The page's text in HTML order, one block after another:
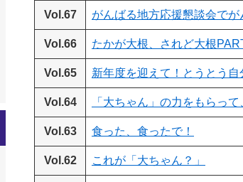
Vol.67 がんばる地方応援懇談会でが
Vol.66 たかが大根、されど大根
Vol.65 新年度を迎えて！とうとう
Vol.64 「大ちゃん」の力をもらっ
Vol.63 食った、食ったで！
Vol.62 これが「大ちゃん？」